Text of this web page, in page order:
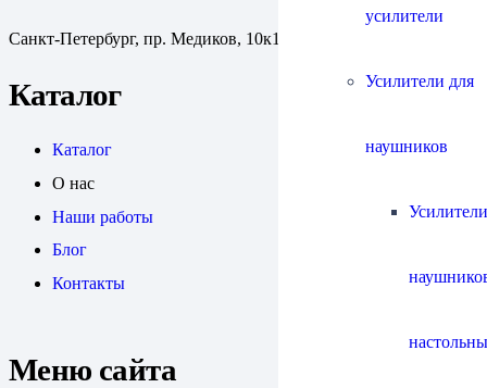
усилители
Усилители для
наушников
Санкт-Петербург, пр. Медиков, 10к1
Каталог
Каталог
О нас
Наши работы
Блог
Контакты
Меню сайта